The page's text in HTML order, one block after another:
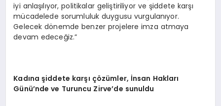
iyi anlaşılıyor, politikalar geliştiriliyor ve şiddete karşı
mücadelede sorumluluk duygusu vurgulanıyor.
Gelecek dönemde benzer projelere imza atmaya
devam edeceğiz.”
Kadına şiddete karşı çözümler, İnsan Hakları
Günü’nde ve Turuncu Zirve’de sunuldu